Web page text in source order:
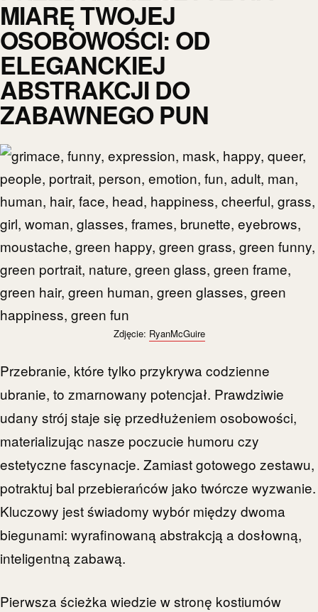
MIARĘ TWOJEJ
OSOBOWOŚCI: OD
ELEGANCKIEJ
ABSTRAKCJI DO
ZABAWNEGO PUN
Zdjęcie: RyanMcGuire
Przebranie, które tylko przykrywa codzienne
ubranie, to zmarnowany potencjał. Prawdziwie
udany strój staje się przedłużeniem osobowości,
materializując nasze poczucie humoru czy
estetyczne fascynacje. Zamiast gotowego zestawu,
potraktuj bal przebierańców jako twórcze wyzwanie.
Kluczowy jest świadomy wybór między dwoma
biegunami: wyrafinowaną abstrakcją a dosłowną,
inteligentną zabawą.
Pierwsza ścieżka wiedzie w stronę kostiumów